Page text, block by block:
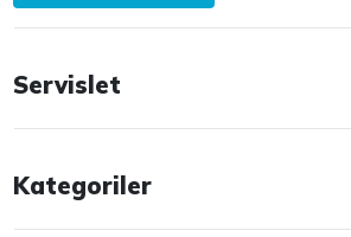
Servislet
Kategoriler